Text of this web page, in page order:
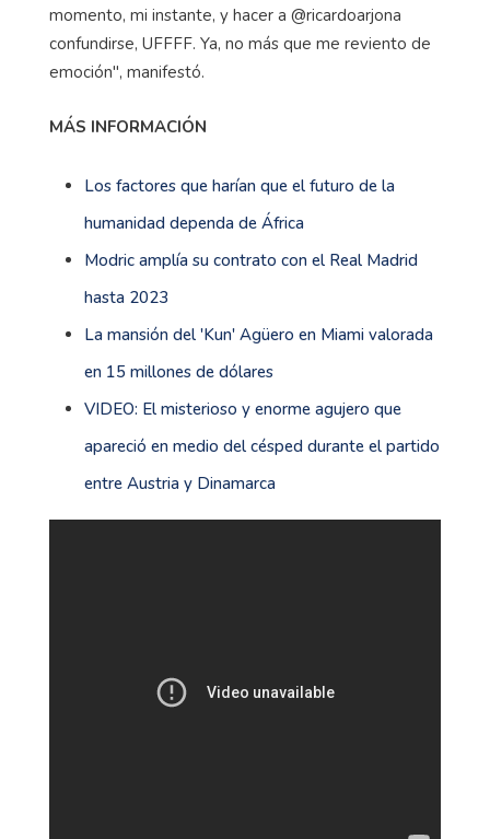
momento, mi instante, y hacer a @ricardoarjona
confundirse, UFFFF. Ya, no más que me reviento de
emoción", manifestó.
MÁS INFORMACIÓN
Los factores que harían que el futuro de la
humanidad dependa de África
Modric amplía su contrato con el Real Madrid
hasta 2023
La mansión del 'Kun' Agüero en Miami valorada
en 15 millones de dólares
VIDEO: El misterioso y enorme agujero que
apareció en medio del césped durante el partido
entre Austria y Dinamarca